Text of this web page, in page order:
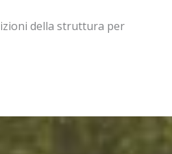
della struttura per